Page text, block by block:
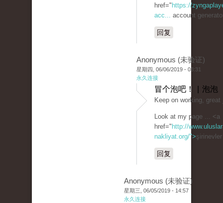
href=" https://
acc... account
回复
Anonymous (未验证)
星期四, 06/06/2019 - 03:31
永久连接
冒个泡吧！ | 泡泡
Keep on working, great
Look at my page ... <a
href=" http://
nakliyat.org/">
回复
Anonymous (未验证)
星期三, 06/05/2019 - 14:57
永久连接